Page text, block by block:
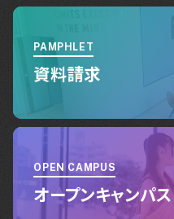
PAMPHLET
資料請求
OPEN CAMPUS
オープンキャンパス